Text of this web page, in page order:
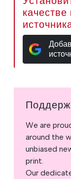
качестве
We are
around the
unbiased
print.
Our